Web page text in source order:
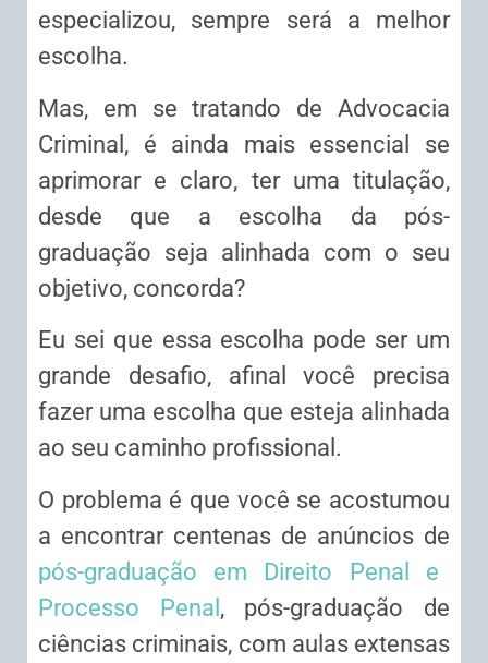
especializou, sempre será a melhor
escolha.
Mas, em se tratando de Advocacia
Criminal, é ainda mais essencial se
aprimorar e claro, ter uma titulação,
desde que a escolha da pós-
graduação seja alinhada com o seu
objetivo, concorda?
Eu sei que essa escolha pode ser um
grande desafio, afinal você precisa
fazer uma escolha que esteja alinhada
ao seu caminho profissional.
O problema é que você se acostumou
a encontrar centenas de anúncios de
pós-graduação em Direito Penal e
Processo Penal , pós-graduação de
ciências criminais, com aulas extensas